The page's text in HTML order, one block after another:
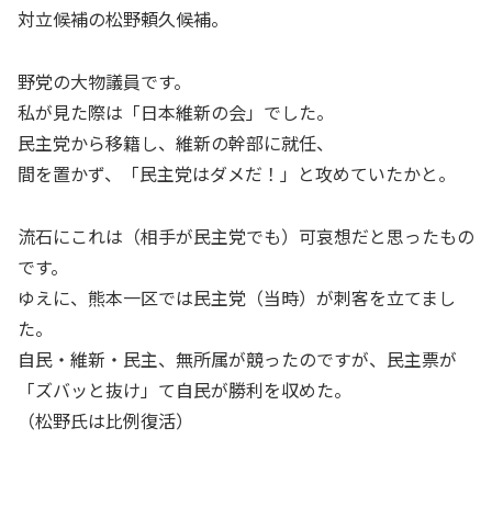
対立候補の松野頼久候補。
野党の大物議員です。
私が見た際は「日本維新の会」でした。
民主党から移籍し、維新の幹部に就任、
間を置かず、「民主党はダメだ！」と攻めていたかと。
流石にこれは（相手が民主党でも）可哀想だと思ったもの
です。
ゆえに、熊本一区では民主党（当時）が刺客を立てまし
た。
自民・維新・民主、無所属が競ったのですが、民主票が
「ズバッと抜け」て自民が勝利を収めた。
（松野氏は比例復活）